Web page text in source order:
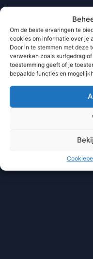
Om de beste ervaringen te
cookies om informatie over je
Door in te stemmen met deze
verwerken zoals surfgedrag of
toestemming geeft of je
bepaalde functies en